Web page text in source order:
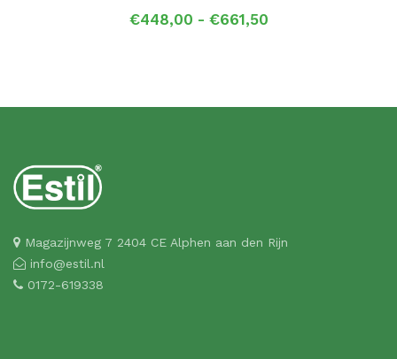
€448,00 - €661,50Prijsklasse:
Magazijnweg 7 2404 CE Alphen aan den Rijn
info@estil.nl
0172-619338